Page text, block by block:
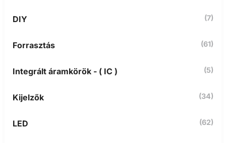
k
z
e
DIY (7)
Forrasztás (61)
Integrált áramkörök - ( IC ) (5)
Kijelzők (34)
LED (62)